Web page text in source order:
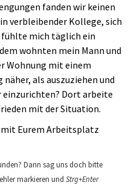
fanden wir keinen
verbleibender Kollege, sich
fühlte mich täglich ein
wohnten mein Mann und
Wohnung mit einem
als auszuziehen und
Dort arbeite
mit der Situation.
Eurem Arbeitsplatz
Dann sag uns doch bitte
markieren und Strg+Enter